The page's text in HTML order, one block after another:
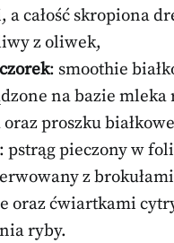
a całość skropiona
z oliwek,
: smoothie
na bazie mleka
proszku
: pstrąg pieczony w
z
oraz ćwiartkami
ryby.